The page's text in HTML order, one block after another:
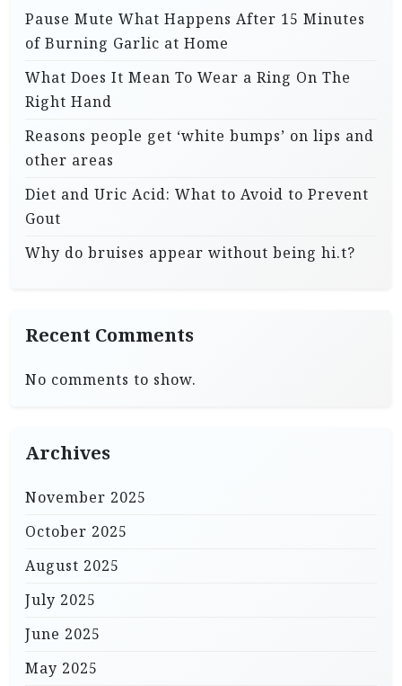
Pause Mute What Happens After 15 Minutes
of Burning Garlic at Home
What Does It Mean To Wear a Ring On The
Right Hand
Reasons people get ‘white bumps’ on lips and
other areas
Diet and Uric Acid: What to Avoid to Prevent
Gout
Why do bruises appear without being hi.t?
Recent Comments
No comments to show.
Archives
November 2025
October 2025
August 2025
July 2025
June 2025
May 2025